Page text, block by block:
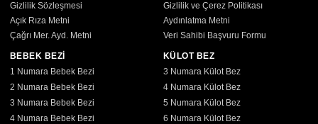
Gizlilik Sözleşmesi
Gizlilik ve Çerez Politikası
Açık Rıza Metni
Aydınlatma Metni
Çağrı Mer. Ayd. Metni
Veri Sahibi Başvuru Formu
BEBEK BEZİ
1 Numara Bebek Bezi
2 Numara Bebek Bezi
3 Numara Bebek Bezi
4 Numara Bebek Bezi
KÜLOT BEZ
3 Numara Külot Bez
4 Numara Külot Bez
5 Numara Külot Bez
6 Numara Külot Bez